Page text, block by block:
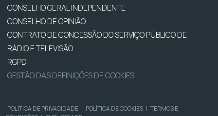
CONSELHO GERAL INDEPENDENTE
CONSELHO DE OPINIÃO
CONTRATO DE CONCESSÃO DO SERVIÇO PÚBLICO DE
RÁDIO E TELEVISÃO
RGPD
GESTÃO DAS DEFINIÇÕES DE COOKIES
POLÍTICA DE PRIVACIDADE | POLÍTICA DE COOKIES | TERMOS E